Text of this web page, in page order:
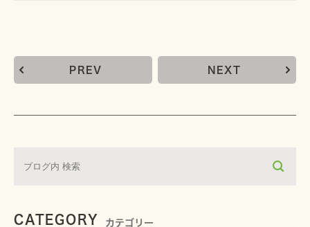
PREV NEXT
CATEGORY カテゴリー